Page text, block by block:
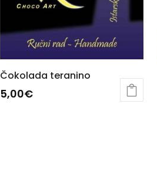
Čokolada teranino
5,00€